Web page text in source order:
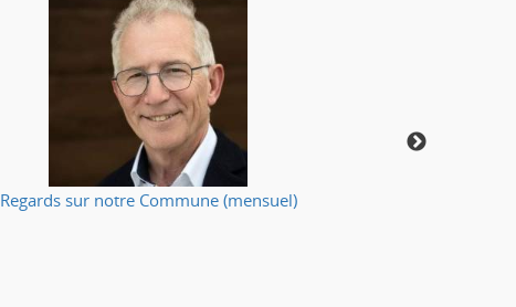
Regards sur notre Commune (mensuel)